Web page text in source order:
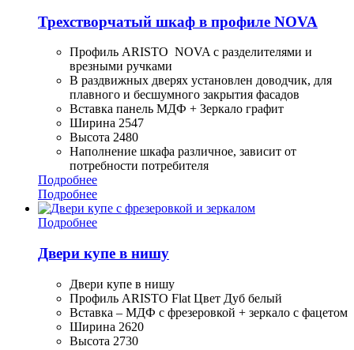
Трехстворчатый шкаф в профиле NOVA
Профиль ARISTO NOVA с разделителями и
врезными ручками
В раздвижных дверях установлен доводчик, для
плавного и бесшумного закрытия фасадов
Вставка панель МДФ + Зеркало графит
Ширина 2547
Высота 2480
Наполнение шкафа различное, зависит от
потребности потребителя
Подробнее
Подробнее
Подробнее
Двери купе в нишу
Двери купе в нишу
Профиль ARISTO Flat Цвет Дуб белый
Вставка – МДФ с фрезеровкой + зеркало с фацетом
Ширина 2620
Высота 2730